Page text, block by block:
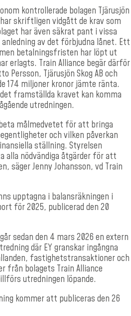
kontrollerade bolagen Tjärusjön
har skriftligen vidgått de krav som
har även säkrat pant i vissa
av det förbjudna lånet. Ett
betalningsfristen har löpt ut
erlagts. Train Alliance begär därför
Persson, Tjärusjön Skog AB och
174 miljoner kronor jämte ränta.
framställda kravet kan komma
utredningen.
målmedvetet för att bringa
och vilken påverkan
ställning. Styrelsen
nödvändiga åtgärder för att
säger Jenny Johansson, vd Train
upptagna i balansräkningen i
för 2025, publicerad den 20
sedan den 4 mars 2026 en extern
där EY granskar ingångna
fastighetstransaktioner och
från bolagets Train Alliance
utredningen löpande.
kommer att publiceras den 26